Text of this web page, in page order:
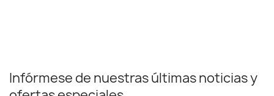
Infórmese de nuestras últimas noticias y